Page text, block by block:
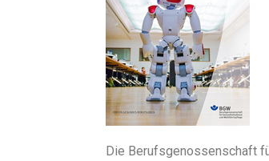
Die Berufsgenossenschaft